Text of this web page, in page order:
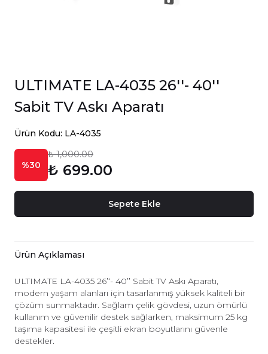
ULTIMATE LA-4035 26''- 40''
Sabit TV Askı Aparatı
Ürün Kodu: LA-4035
%30
₺ 1,000.00
₺ 699.00
Sepete Ekle
Ürün Açıklaması
ULTIMATE LA-4035 26’‘- 40’’ Sabit TV Askı Aparatı,
modern yaşam alanları için tasarlanmış yüksek kaliteli bir
çözüm sunmaktadır. Sağlam çelik gövdesi, uzun ömürlü
kullanım ve güvenilir destek sağlarken, maksimum 25 kg
taşıma kapasitesi ile çeşitli ekran boyutlarını güvenle
destekler.